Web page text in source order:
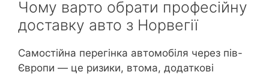
Чому варто обрати професійну
доставку авто з Норвегії
Самостійна перегінка автомобіля через пів-
Європи — це ризики, втома, додаткові